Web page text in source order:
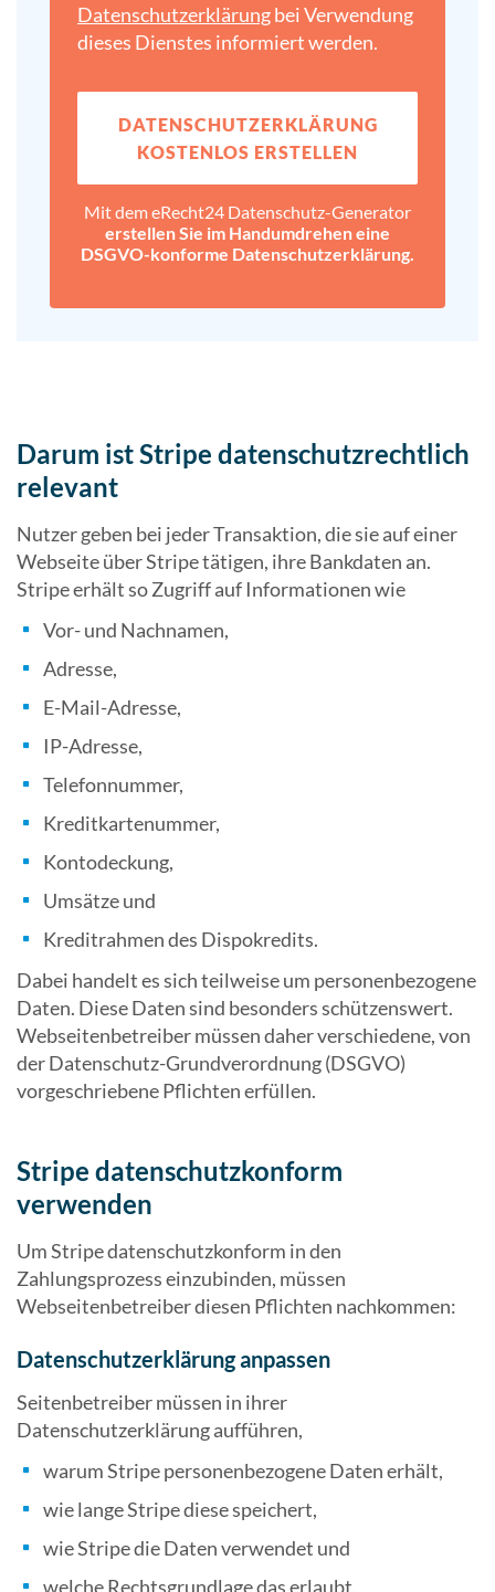
Datenschutz­erklärungbei Verwendung
dieses Dienstes informiert werden.
DATENSCHUTZ­ERKLÄRUNG
KOSTENLOS ERSTELLEN
Mit dem eRecht24 Datenschutz-Generator
erstellen Sie im Handumdrehen eine
DSGVO-konforme Datenschutz­erklärung.
Darum ist Stripe datenschutzrechtlich
relevant
Nutzer geben bei jeder Transaktion, die sie auf einer
Webseite über Stripe tätigen, ihre Bankdaten an.
Stripe erhält so Zugriff auf Informationen wie
Vor- und Nachnamen,
Adresse,
E-Mail-Adresse,
IP-Adresse,
Telefonnummer,
Kreditkartenummer,
Kontodeckung,
Umsätze und
Kreditrahmen des Dispokredits.
Dabei handelt es sich teilweise um personenbezogene
Daten. Diese Daten sind besonders schützenswert.
Webseitenbetreiber müssen daher verschiedene, von
der Datenschutz-Grundverordnung (DSGVO)
vorgeschriebene Pflichten erfüllen.
Stripe datenschutzkonform
verwenden
Um Stripe datenschutzkonform in den
Zahlungsprozess einzubinden, müssen
Webseitenbetreiber diesen Pflichten nachkommen:
Datenschutzerklärung anpassen
Seitenbetreiber müssen in ihrer
Datenschutzerklärung aufführen,
warum Stripe personenbezogene Daten erhält,
wie lange Stripe diese speichert,
wie Stripe die Daten verwendet und
welche Rechtsgrundlage das erlaubt.